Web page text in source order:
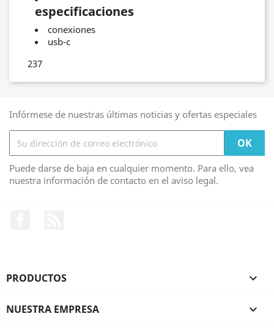
especificaciones
conexiones
usb-c
237
Infórmese de nuestras últimas noticias y ofertas especiales
Puede darse de baja en cualquier momento. Para ello, vea
nuestra información de contacto en el aviso legal.
PRODUCTOS 
NUESTRA EMPRESA 